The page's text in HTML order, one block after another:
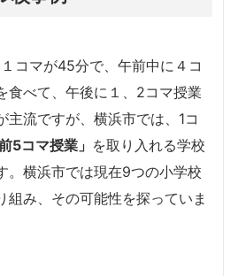
コマが45分で、午前中に４コ
食べて、午後に１、2コマ授業
主流ですが、横浜市では、1コ
5コマ授業」 を取り入れる学校
。横浜市では現在9つの小学校
組み、その可能性を探っていま